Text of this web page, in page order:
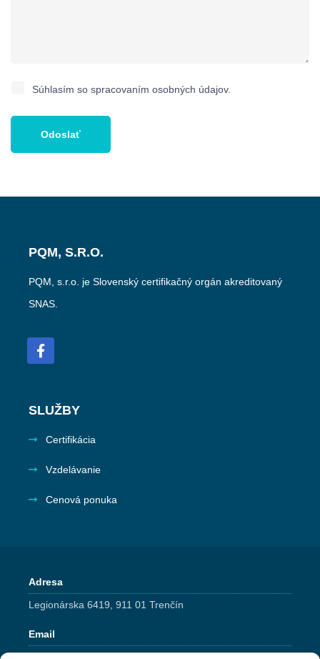
Súhlasím so spracovaním osobných údajov.
PQM, S.R.O.
PQM, s.r.o. je Slovenský certifikačný orgán akreditovaný
SNAS.
SLUŽBY
Certifikácia
Vzdelávanie
Cenová ponuka
Adresa
Legionárska 6419, 911 01 Trenčín
Email
pqm@pqm.sk